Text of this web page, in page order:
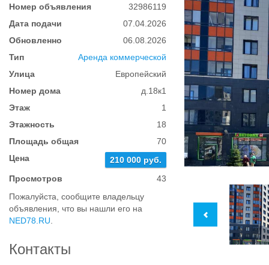
Номер объявления
32986119
Дата подачи
07.04.2026
Обновленно
06.08.2026
Тип
Аренда коммерческой
Улица
Европейский
Номер дома
д.18к1
Этаж
1
Этажность
18
Площадь общая
70
Цена
210 000 руб.
Просмотров
43
Пожалуйста, сообщите владельцу
объявления, что вы нашли его на
NED78.RU
Контакты